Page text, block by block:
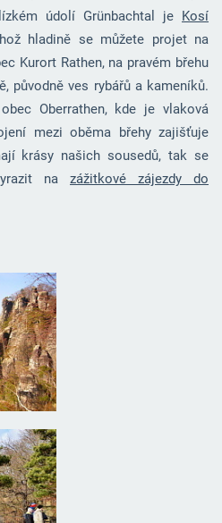
údolí Grünbachtal je Kosí
hladině se můžete projet na
Kurort Rathen, na pravém břehu
původně ves rybářů a kameníků.
Oberrathen, kde je vlaková
mezi oběma břehy zajišťuje
krásy našich sousedů, tak se
nazážitkové zájezdy do